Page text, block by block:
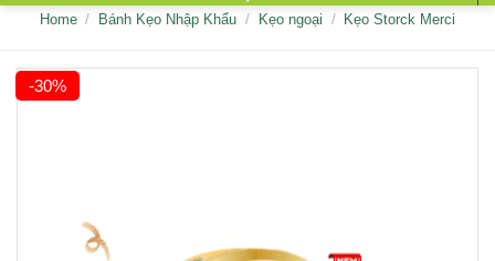
Home / Bánh Kẹo Nhập Khẩu / Kẹo ngoại / Kẹo Storck Merci
-30%